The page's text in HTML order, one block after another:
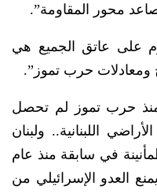
محور المقاومة”.
على عاتق الجميع هي
ومعادلات حرب تموز”.
“على مدى 15 عاماً منذ حرب تموز لم تحصل
اللبنانية.. ولبنان
في سابقة منذ عام
العدو الإسرائيلي من